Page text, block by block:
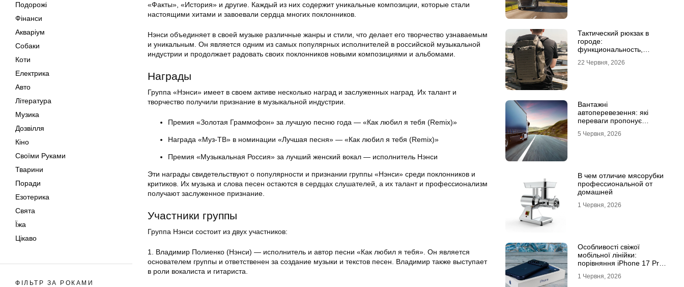
Подорожі
Фінанси
Акваріум
Собаки
Коти
Електрика
Авто
Література
Музика
Дозвілля
Кіно
Своїми Руками
Тварини
Поради
Езотерика
Свята
Їжа
Цікаво
ФІЛЬТР ЗА РОКАМИ
«Факты», «История» и другие. Каждый из них содержит уникальные композиции, которые стали
настоящими хитами и завоевали сердца многих поклонников.
Нэнси объединяет в своей музыке различные жанры и стили, что делает его творчество узнаваемым
и уникальным. Он является одним из самых популярных исполнителей в российской музыкальной
индустрии и продолжает радовать своих поклонников новыми композициями и альбомами.
Награды
Группа «Нэнси» имеет в своем активе несколько наград и заслуженных наград. Их талант и
творчество получили признание в музыкальной индустрии.
Премия «Золотая Граммофон» за лучшую песню года — «Как любил я тебя (Remix)»
Награда «Муз-ТВ» в номинации «Лучшая песня» — «Как любил я тебя (Remix)»
Премия «Музыкальная Россия» за лучший женский вокал — исполнитель Нэнси
Эти награды свидетельствуют о популярности и признании группы «Нэнси» среди поклонников и
критиков. Их музыка и слова песен остаются в сердцах слушателей, а их талант и профессионализм
получают заслуженное признание.
Участники группы
Группа Нэнси состоит из двух участников:
1. Владимир Полиенко (Нэнси) — исполнитель и автор песни «Как любил я тебя». Он является
основателем группы и ответственен за создание музыки и текстов песен. Владимир также выступает
в роли вокалиста и гитариста.
Тактический рюкзак в
городе:
функциональность,
глаза
22 Червня, 2026
Вантажні
автоперевезення: які
переваги пропонує
професіоналами
5 Червня, 2026
В чем отличие мясорубки
профессиональной от
домашней
1 Червня, 2026
Особливості свіжої
мобільної лінійки:
порівняння iPhone 17 Pro
1 Червня, 2026